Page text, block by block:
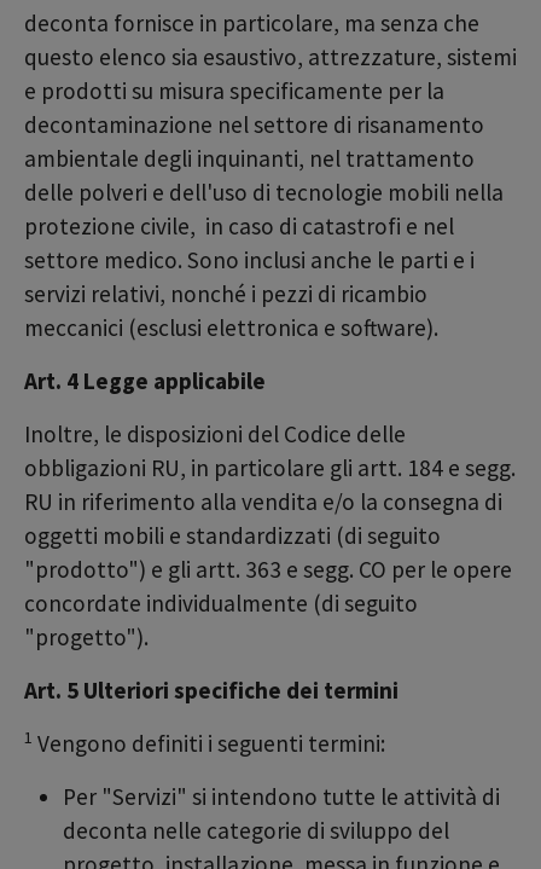
deconta fornisce in particolare, ma senza che
questo elenco sia esaustivo, attrezzature, sistemi
e prodotti su misura specificamente per la
decontaminazione nel settore di risanamento
ambientale degli inquinanti, nel trattamento
delle polveri e dell'uso di tecnologie mobili nella
protezione civile, in caso di catastrofi e nel
settore medico. Sono inclusi anche le parti e i
servizi relativi, nonché i pezzi di ricambio
meccanici (esclusi elettronica e software).
Art. 4 Legge applicabile
Inoltre, le disposizioni del Codice delle
obbligazioni RU, in particolare gli artt. 184 e segg.
RU in riferimento alla vendita e/o la consegna di
oggetti mobili e standardizzati (di seguito
"prodotto") e gli artt. 363 e segg. CO per le opere
concordate individualmente (di seguito
"progetto").
Art. 5 Ulteriori specifiche dei termini
1 Vengono definiti i seguenti termini:
Per "Servizi" si intendono tutte le attività di
deconta nelle categorie di sviluppo del